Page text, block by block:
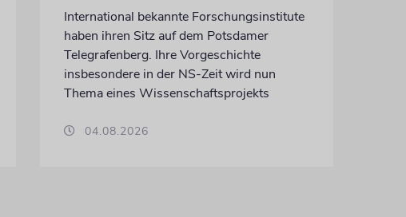
International bekannte Forschungsinstitute
haben ihren Sitz auf dem Potsdamer
Telegrafenberg. Ihre Vorgeschichte
insbesondere in der NS-Zeit wird nun
Thema eines Wissenschaftsprojekts
04.08.2026